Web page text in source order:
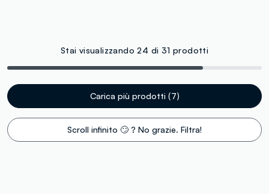
Stai visualizzando 24 di 31 prodotti
Carica più prodotti (7)
Scroll infinito 🙄 ? No grazie. Filtra!